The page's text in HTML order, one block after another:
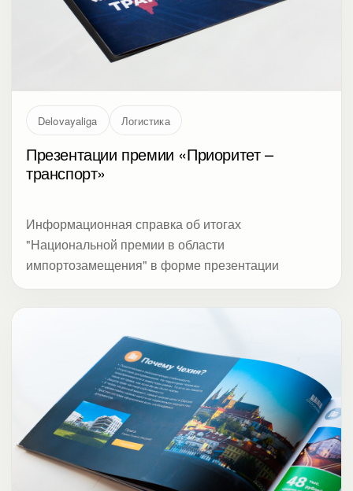
Delovayaliga Логистика
Презентации премии «Приоритет –
транспорт»
Информационная справка об итогах
"Национальной премии в области
импортозамещения" в форме презентации